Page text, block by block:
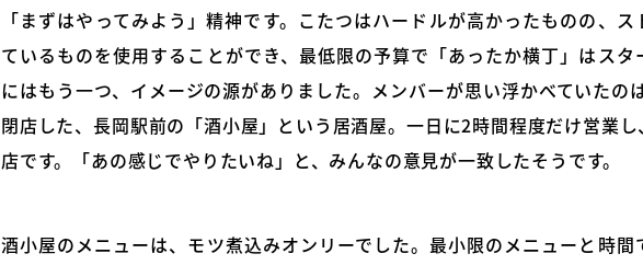
「まずはやってみよう」精神です。こたつはハードルが高かったものの、
ているものを使用することができ、最低限の予算で「あったか横丁」はス
にはもう一つ、イメージの源がありました。メンバーが思い浮かべていたの
閉店した、長岡駅前の「酒小屋」という居酒屋。一日に2時間程度だけ営業
店です。「あの感じでやりたいね」と、みんなの意見が一致したそうです。
酒小屋のメニューは、モツ煮込みオンリーでした。最小限のメニューと時